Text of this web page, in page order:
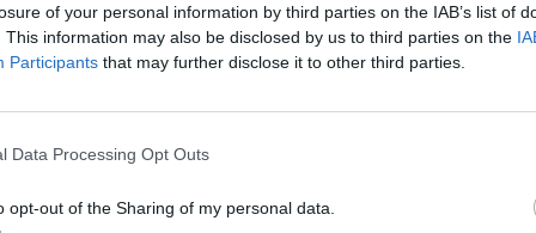
of your personal information by third parties on the IAB’s list of
This information may also be disclosed by us to third parties on the
Participants that may further disclose it to other third parties.
Data Processing Opt Outs
opt-out of the Sharing of my personal data.
bagātinātāju klāstu, kas paredzēti bērnu
un vispārējai labsajūtai. Daudzi bērni
gaismas, kas izraisa D vitamīna deficītu.
un efektīvu veidu, kā uzņemt D vitamīnu
formāts nodrošina ātru uzsūkšanos,